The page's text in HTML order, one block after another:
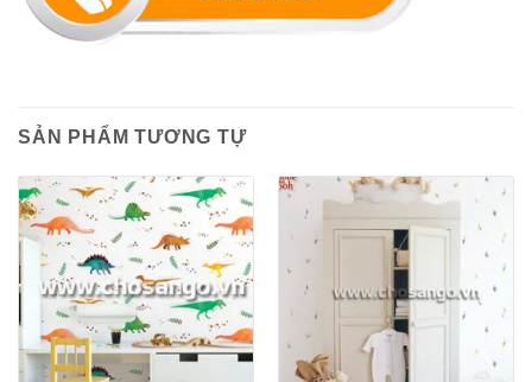
SẢN PHẨM TƯƠNG TỰ